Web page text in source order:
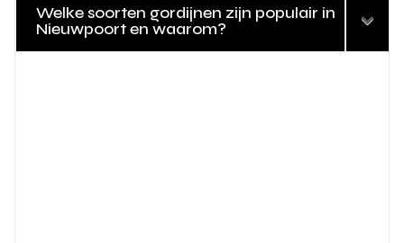
Welke soorten gordijnen zijn populair in
Nieuwpoort en waarom?